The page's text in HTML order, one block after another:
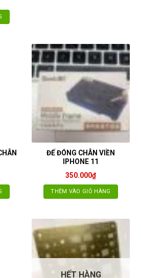
ĐẾ ĐÓNG CHÂN VIỀN
IPHONE 11
350.000₫
THÊM VÀO GIỎ HÀNG
HẾT HÀNG